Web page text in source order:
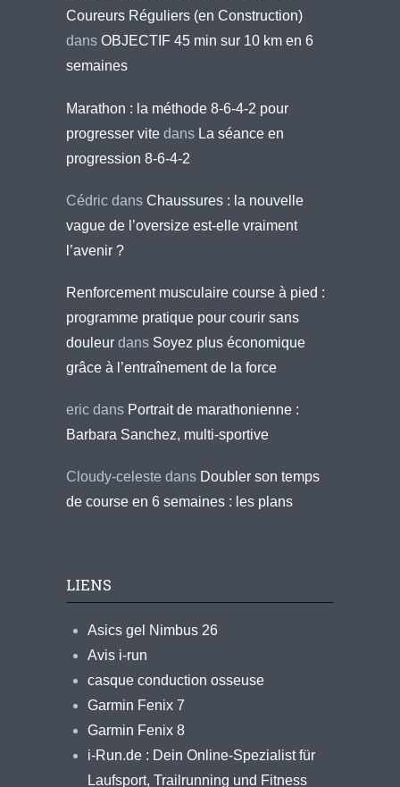
Coureurs Réguliers (en Construction)
dans OBJECTIF 45 min sur 10 km en 6
semaines
Marathon : la méthode 8-6-4-2 pour
progresser vite dans La séance en
progression 8-6-4-2
Cédric dans Chaussures : la nouvelle
vague de l’oversize est-elle vraiment
l’avenir ?
Renforcement musculaire course à pied :
programme pratique pour courir sans
douleur dans Soyez plus économique
grâce à l’entraînement de la force
eric dans Portrait de marathonienne :
Barbara Sanchez, multi-sportive
Cloudy-celeste dans Doubler son temps
de course en 6 semaines : les plans
LIENS
Asics gel Nimbus 26
Avis i-run
casque conduction osseuse
Garmin Fenix 7
Garmin Fenix 8
i-Run.de : Dein Online-Spezialist für
Laufsport, Trailrunning und Fitness